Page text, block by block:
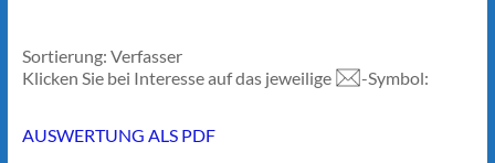
Sortierung: Verfasser
Klicken Sie bei Interesse auf das jeweilige
-Symbol:
AUSWERTUNG ALS PDF